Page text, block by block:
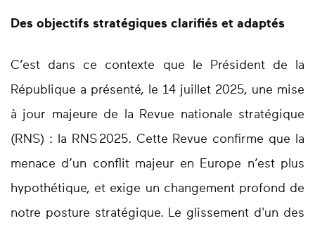
Des objectifs stratégiques clarifiés et adaptés
C’est dans ce contexte que le Président de la
République a présenté, le 14 juillet 2025, une mise
à jour majeure de la Revue nationale stratégique
(RNS) : la RNS 2025. Cette Revue confirme que la
menace d’un conflit majeur en Europe n’est plus
hypothétique, et exige un changement profond de
notre posture stratégique. Le glissement d'un des